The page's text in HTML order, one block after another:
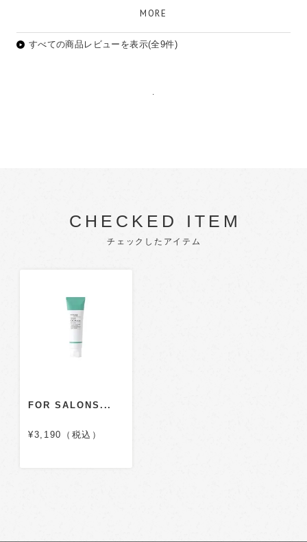
MORE
すべての商品レビューを表示(全9件)
CHECKED ITEM
チェックしたアイテム
FOR SALONS...
¥3,190（税込）